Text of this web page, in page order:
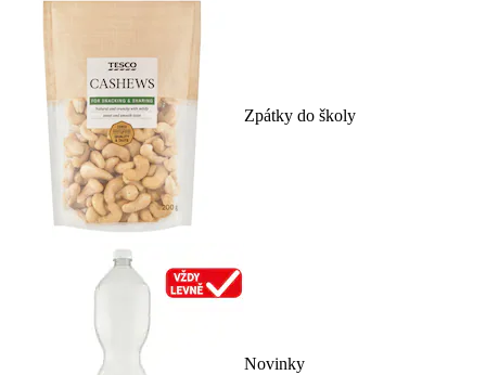
Zpátky do školy
Novinky